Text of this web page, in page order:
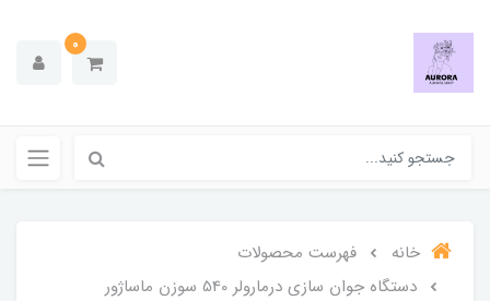
0
خانه
فهرست محصولات
دستگاه جوان سازی درمارولر 540 سوزن ماساژور